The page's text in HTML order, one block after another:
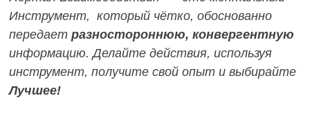
Инструмент, который чётко, обоснованно
передает разностороннюю, конвергентную
информацию. Делайте действия, используя
инструмент, получите свой опыт и выбирайте
Лучшее!